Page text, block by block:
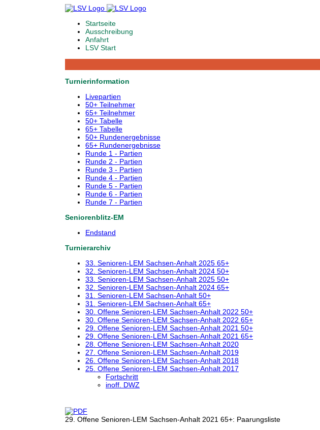
Startseite
Ausschreibung
Anfahrt
LSV Start
Turnierinformation
Livepartien
50+ Teilnehmer
65+ Teilnehmer
50+ Tabelle
65+ Tabelle
50+ Rundenergebnisse
65+ Rundenergebnisse
Runde 1 - Partien
Runde 2 - Partien
Runde 3 - Partien
Runde 4 - Partien
Runde 5 - Partien
Runde 6 - Partien
Runde 7 - Partien
Seniorenblitz-EM
Endstand
Turnierarchiv
33. Senioren-LEM Sachsen-Anhalt 2025 65+
32. Senioren-LEM Sachsen-Anhalt 2024 50+
33. Senioren-LEM Sachsen-Anhalt 2025 50+
32. Senioren-LEM Sachsen-Anhalt 2024 65+
31. Senioren-LEM Sachsen-Anhalt 50+
31. Senioren-LEM Sachsen-Anhalt 65+
30. Offene Senioren-LEM Sachsen-Anhalt 2022 50+
30. Offene Senioren-LEM Sachsen-Anhalt 2022 65+
29. Offene Senioren-LEM Sachsen-Anhalt 2021 50+
29. Offene Senioren-LEM Sachsen-Anhalt 2021 65+
28. Offene Senioren-LEM Sachsen-Anhalt 2020
27. Offene Senioren-LEM Sachsen-Anhalt 2019
26. Offene Senioren-LEM Sachsen-Anhalt 2018
25. Offene Senioren-LEM Sachsen-Anhalt 2017
Fortschritt
inoff. DWZ
29. Offene Senioren-LEM Sachsen-Anhalt 2021 65+: Paarungsliste